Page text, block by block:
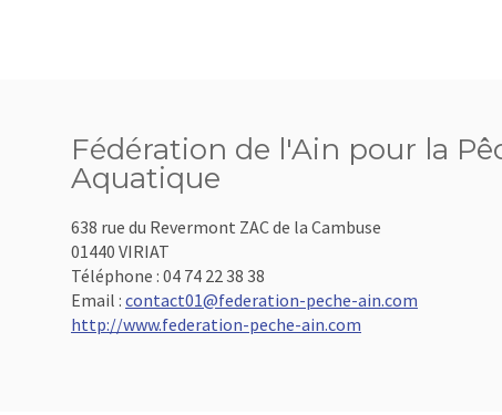
Fédération de l'Ain pour la
Aquatique
638 rue du Revermont ZAC de la Cambuse
01440 VIRIAT
Téléphone : 04 74 22 38 38
Email : contact01@federation-peche-ain.com
http://www.federation-peche-ain.com